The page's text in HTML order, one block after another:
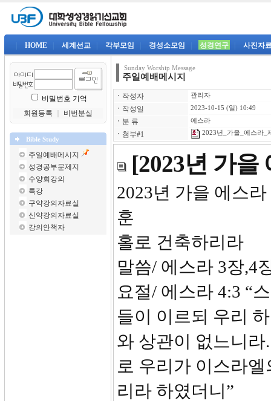
HOME 세계선교 각부모임 경성소모임 성경연구 사진자
비밀번호 기억
회원등록
비번분실
Bible Study
주일예배메시지
성경공부문제지
수양회강의
특강
구약강의자료실
신약강의자료실
강의안책자
Sunday Worship Message
주일예배메시지
ㆍ 작성자 관리자
ㆍ 작성일 2023-10-15 (일) 10:49
ㆍ 분 류 에스라
ㆍ 첨부#1 2023년_가을_에스라_
[2023년 가을
2023년
훈
홀로 건축하리라
말씀/ 에스라 3장,4
요절/ 에스라 4:3 “
들이 이르되 우리
와 상관이 없느니
로 우리가 이스라
리라 하였더니”